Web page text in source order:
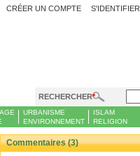
CRÉER UN COMPTE S'IDENTIFIER
RECHERCHER
URBANISME
ENVIRONNEMENT
ISLAM
RELIGION
Commentaires (3)